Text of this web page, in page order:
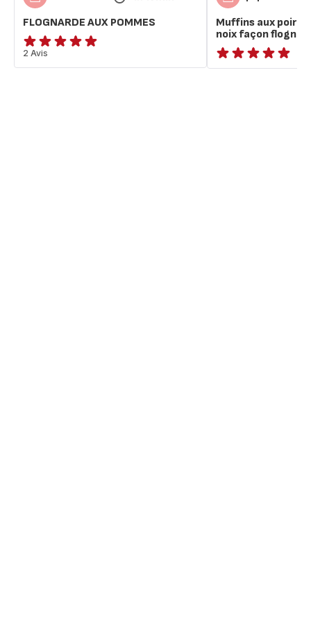
FLOGNARDE AUX POMMES
Avis
5
2 Avis
Muffins aux
noix façon
ratings.NaN